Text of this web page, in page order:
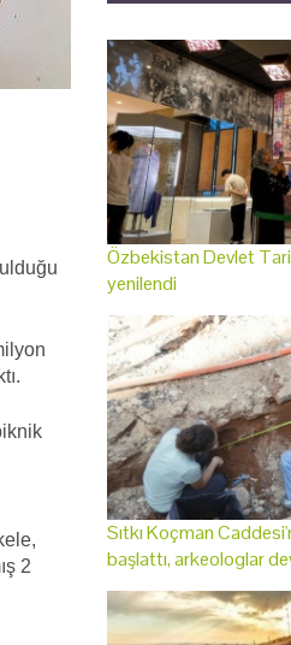
2
Özbekistan Devlet
yenilendi
Sıtkı Koçman
başlattı, arkeologlar